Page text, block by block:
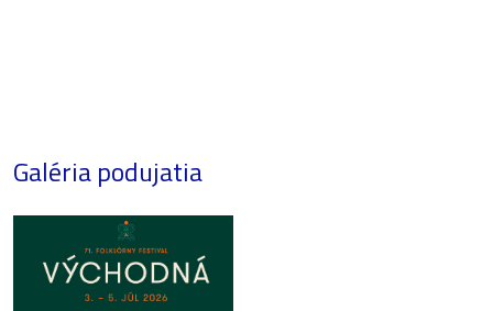
Galéria podujatia